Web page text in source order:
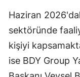
Haziran
sektöründe
kişiyi
ise BDY Group